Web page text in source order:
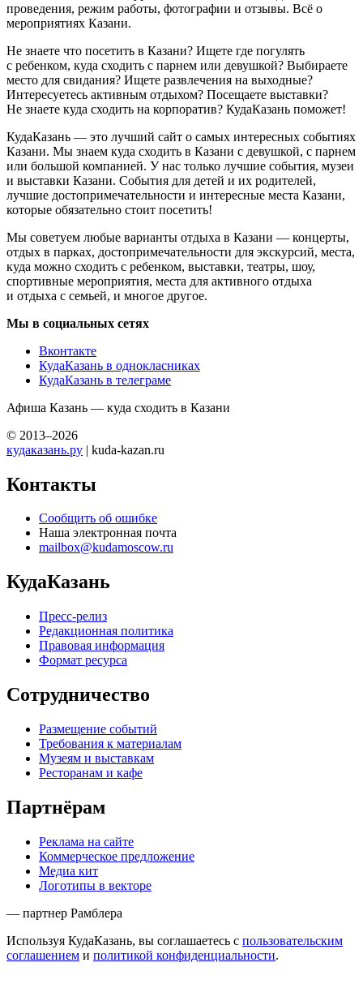
проведения, режим работы, фотографии и отзывы. Всё о
мероприятиях Казани.
Не знаете что посетить в Казани? Ищете где погулять
с ребенком, куда сходить с парнем или девушкой? Выбираете
место для свидания? Ищете развлечения на выходные?
Интересуетесь активным отдыхом? Посещаете выставки?
Не знаете куда сходить на корпоратив? КудаКазань поможет!
КудаКазань — это лучший сайт о самых интересных событиях
Казани. Мы знаем куда сходить в Казани с девушкой, с парнем
или большой компанией. У нас только лучшие события, музеи
и выставки Казани. События для детей и их родителей,
лучшие достопримечательности и интересные места Казани,
которые обязательно стоит посетить!
Мы советуем любые варианты отдыха в Казани — концерты,
отдых в парках, достопримечательности для экскурсий, места,
куда можно сходить с ребенком, выставки, театры, шоу,
спортивные мероприятия, места для активного отдыха
и отдыха с семьей, и многое другое.
Мы в социальных сетях
Вконтакте
КудаКазань в однокласниках
КудаКазань в телеграме
Афиша Казань — куда сходить в Казани
© 2013–2026
кудаказань.ру | kuda-kazan.ru
Контакты
Сообщить об ошибке
Наша электронная почта
mailbox@kudamoscow.ru
КудаКазань
Пресс-релиз
Редакционная политика
Правовая информация
Формат ресурса
Сотрудничество
Размещение событий
Требования к материалам
Музеям и выставкам
Ресторанам и кафе
Партнёрам
Реклама на сайте
Коммерческое предложение
Медиа кит
Логотипы в векторе
— партнер Рамблера
Используя КудаКазань, вы соглашаетесь с пользовательским
соглашением и политикой конфиденциальности.